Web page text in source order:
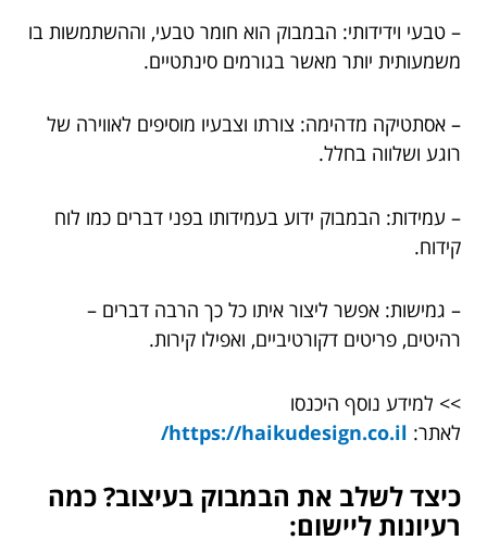
– טבעי וידידותי: הבמבוק הוא חומר טבעי, וההשתמשות בו
משמעותית יותר מאשר בגורמים סינתטיים.
– אסתטיקה מדהימה: צורתו וצבעיו מוסיפים לאווירה של
רוגע ושלווה בחלל.
– עמידות: הבמבוק ידוע בעמידותו בפני דברים כמו לוח
קידוח.
– גמישות: אפשר ליצור איתו כל כך הרבה דברים –
רהיטים, פריטים דקורטיביים, ואפילו קירות.
>> למידע נוסף היכנסו
לאתר: https://haikudesign.co.il/
כיצד לשלב את הבמבוק בעיצוב? כמה
רעיונות ליישום: